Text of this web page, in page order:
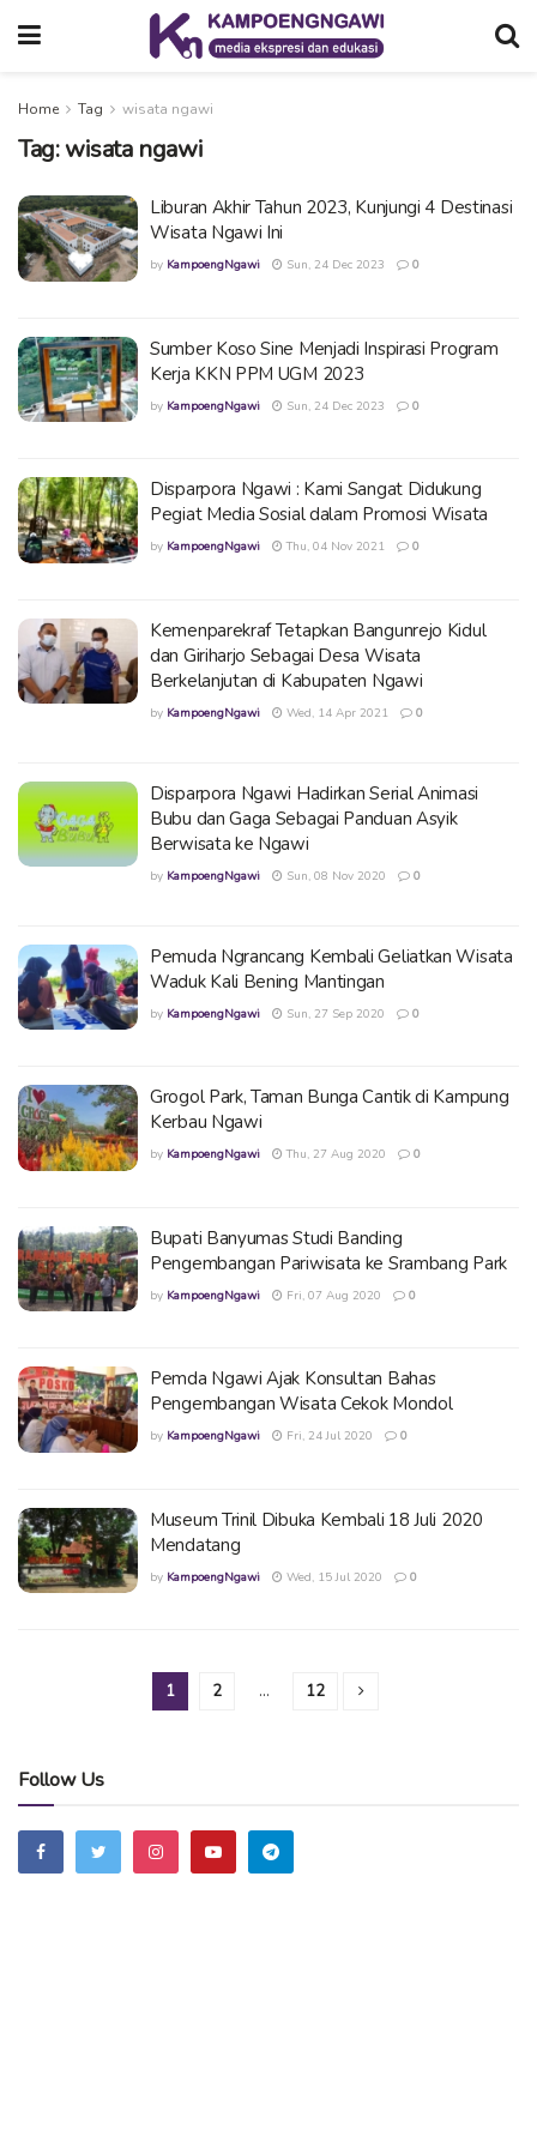
Home Tag wisata ngawi
Tag:wisata ngawi
Liburan Akhir Tahun 2023, Kunjungi 4 Destinasi
Wisata Ngawi Ini
by KampoengNgawi Sun, 24 Dec 2023 0
Sumber Koso Sine Menjadi Inspirasi Program
Kerja KKN PPM UGM 2023
by KampoengNgawi Sun, 24 Dec 2023 0
Disparpora Ngawi : Kami Sangat Didukung
Pegiat Media Sosial dalam Promosi Wisata
by KampoengNgawi Thu, 04 Nov 2021 0
Kemenparekraf Tetapkan Bangunrejo Kidul
dan Giriharjo Sebagai Desa Wisata
Berkelanjutan di Kabupaten Ngawi
by KampoengNgawi Wed, 14 Apr 2021 0
Disparpora Ngawi Hadirkan Serial Animasi
Bubu dan Gaga Sebagai Panduan Asyik
Berwisata ke Ngawi
by KampoengNgawi Sun, 08 Nov 2020 0
Pemuda Ngrancang Kembali Geliatkan Wisata
Waduk Kali Bening Mantingan
by KampoengNgawi Sun, 27 Sep 2020 0
Grogol Park, Taman Bunga Cantik di Kampung
Kerbau Ngawi
by KampoengNgawi Thu, 27 Aug 2020 0
Bupati Banyumas Studi Banding
Pengembangan Pariwisata ke Srambang Park
by KampoengNgawi Fri, 07 Aug 2020 0
Pemda Ngawi Ajak Konsultan Bahas
Pengembangan Wisata Cekok Mondol
by KampoengNgawi Fri, 24 Jul 2020 0
Museum Trinil Dibuka Kembali 18 Juli 2020
Mendatang
by KampoengNgawi Wed, 15 Jul 2020 0
1 2 … 12
Follow Us